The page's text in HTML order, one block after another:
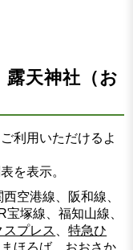
天神社（お
利用いただけるよ
を表示。
空港線、阪和線、
宝塚線、福知山線、
スプレス 、特急ひ